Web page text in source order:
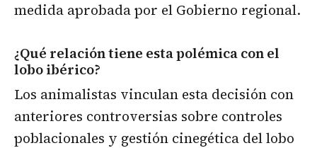
medida aprobada por el Gobierno regional.
¿Qué relación tiene esta polémica con el
lobo ibérico?
Los animalistas vinculan esta decisión con
anteriores controversias sobre controles
poblacionales y gestión cinegética del lobo